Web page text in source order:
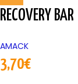
RECOVERY BAR
AMACK
3,70€